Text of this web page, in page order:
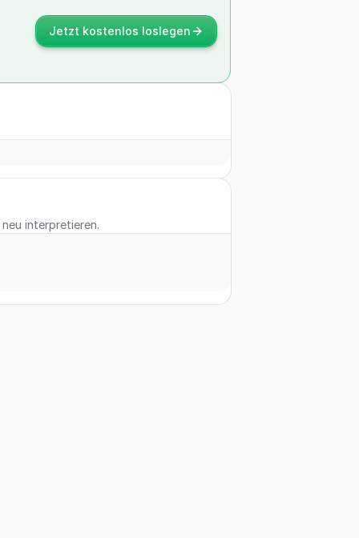
Jetzt kostenlos loslegen
interpretieren.